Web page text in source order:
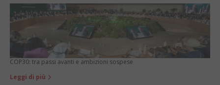
COP30: tra passi avanti e ambizioni sospese
Leggi di più